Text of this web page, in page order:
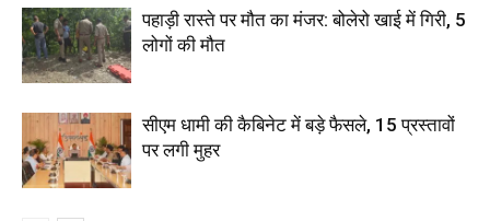
पहाड़ी रास्ते पर मौत का मंजर: बोलेरो खाई में गिरी, 5
लोगों की मौत
सीएम धामी की कैबिनेट में बड़े फैसले, 15 प्रस्तावों
पर लगी मुहर